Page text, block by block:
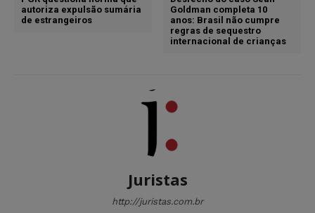
autoriza expulsão sumária
de estrangeiros
Goldman completa 10
anos: Brasil não cumpre
regras de sequestro
internacional de crianças
Juristas
http://juristas.com.br